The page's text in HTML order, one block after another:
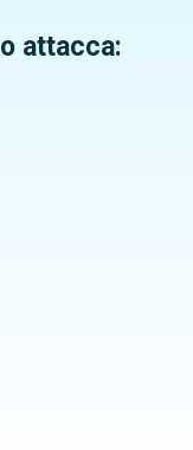
attacca: